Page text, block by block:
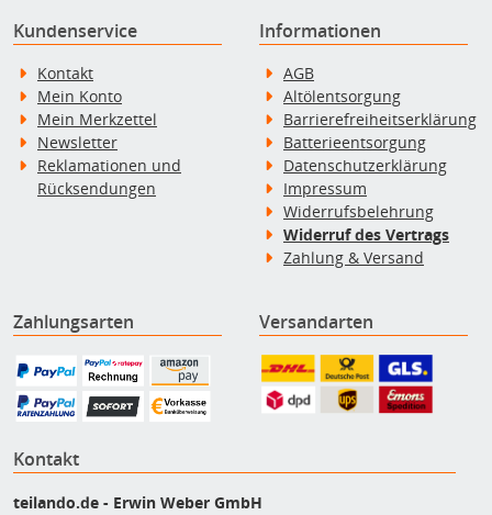
Kundenservice
Kontakt
Mein Konto
Mein Merkzettel
Newsletter
Reklamationen und
Rücksendungen
Informationen
AGB
Altölentsorgung
Barrierefreiheitserklärung
Batterieentsorgung
Datenschutzerklärung
Impressum
Widerrufsbelehrung
Widerruf des Vertrags
Zahlung & Versand
Zahlungsarten Versandarten
Kontakt
teilando.de - Erwin Weber GmbH